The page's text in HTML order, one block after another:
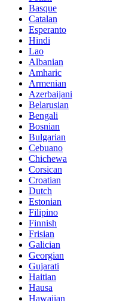
Basque
Catalan
Esperanto
Hindi
Lao
Albanian
Amharic
Armenian
Azerbaijani
Belarusian
Bengali
Bosnian
Bulgarian
Cebuano
Chichewa
Corsican
Croatian
Dutch
Estonian
Filipino
Finnish
Frisian
Galician
Georgian
Gujarati
Haitian
Hausa
Hawaiian